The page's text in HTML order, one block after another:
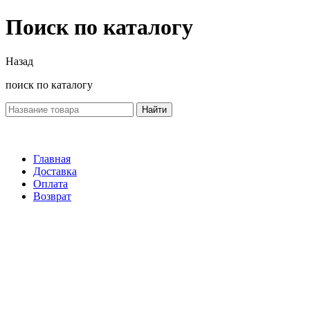
Поиск по каталогу
Назад
поиск по каталогу
Найти
Главная
Доставка
Оплата
Возврат